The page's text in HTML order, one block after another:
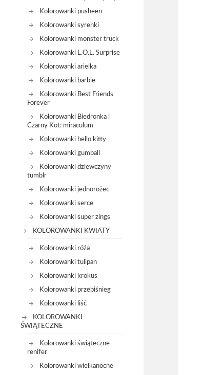
Kolorowanki pusheen
Kolorowanki syrenki
Kolorowanki monster truck
Kolorowanki L.O.L. Surprise
Kolorowanki arielka
Kolorowanki barbie
Kolorowanki Best Friends
Forever
Kolorowanki Biedronka i
Czarny Kot: miraculum
Kolorowanki hello kitty
Kolorowanki gumball
Kolorowanki dziewczyny
tumblr
Kolorowanki jednorożec
Kolorowanki serce
Kolorowanki super zings
KOLOROWANKI KWIATY
Kolorowanki róża
Kolorowanki tulipan
Kolorowanki krokus
Kolorowanki przebiśnieg
Kolorowanki liść
KOLOROWANKI
ŚWIĄTECZNE
Kolorowanki świąteczne
renifer
Kolorowanki wielkanocne